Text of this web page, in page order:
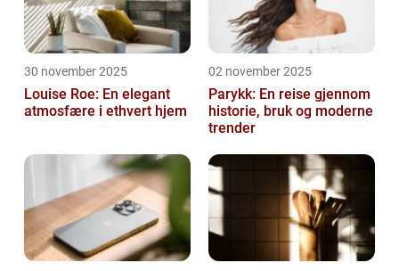
30 november 2025
Louise Roe: En elegant
atmosfære i ethvert hjem
02 november 2025
Parykk: En reise gjennom
historie, bruk og moderne
trender